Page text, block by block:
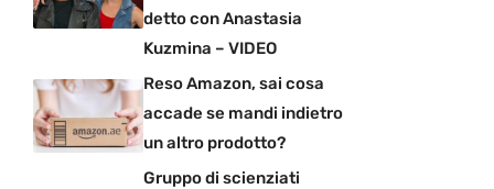
detto con Anastasia
Kuzmina – VIDEO
Reso Amazon, sai cosa
accade se mandi indietro
un altro prodotto?
Gruppo di scienziati